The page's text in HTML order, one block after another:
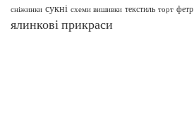
сніжинки сукні схеми вишивки текстиль торт фетр
ялинкові прикраси